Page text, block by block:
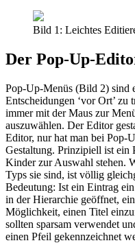
Bild 1: Leichtes
Der Pop-Up-
Pop-Up-Menüs (Bild 2) sind
Entscheidungen ‘vor Ort’ zu
immer mit der Maus zur
auszuwählen. Der Editor
Editor, nur hat man bei Pop-
Gestaltung. Prinzipiell ist ein
Kinder zur Auswahl stehen.
Typs sie sind, ist völlig
Bedeutung: Ist ein Eintrag
in der Hierarchie geöffnet,
Möglichkeit, einen Titel
sollten sparsam verwendet
einen Pfeil gekennzeichnet